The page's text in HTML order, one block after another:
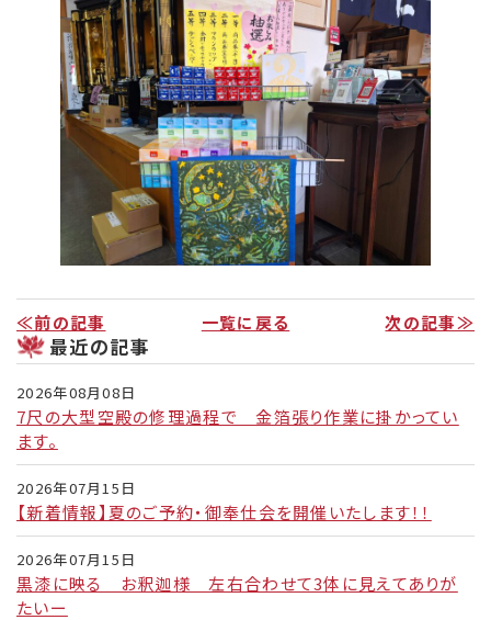
お問い合わせ・お見積り
リンク集
お役立ち情報
≪前の記事 一覧に戻る 次の記事≫
最近の記事
2026年08月08日
7尺の大型空殿の修理過程で 金箔張り作業に掛かってい
ます。
2026年07月15日
【新着情報】夏のご予約・御奉仕会を開催いたします！！
2026年07月15日
黒漆に映る お釈迦様 左右合わせて3体に見えてありが
たいー